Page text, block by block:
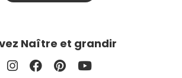
Naître et grandir